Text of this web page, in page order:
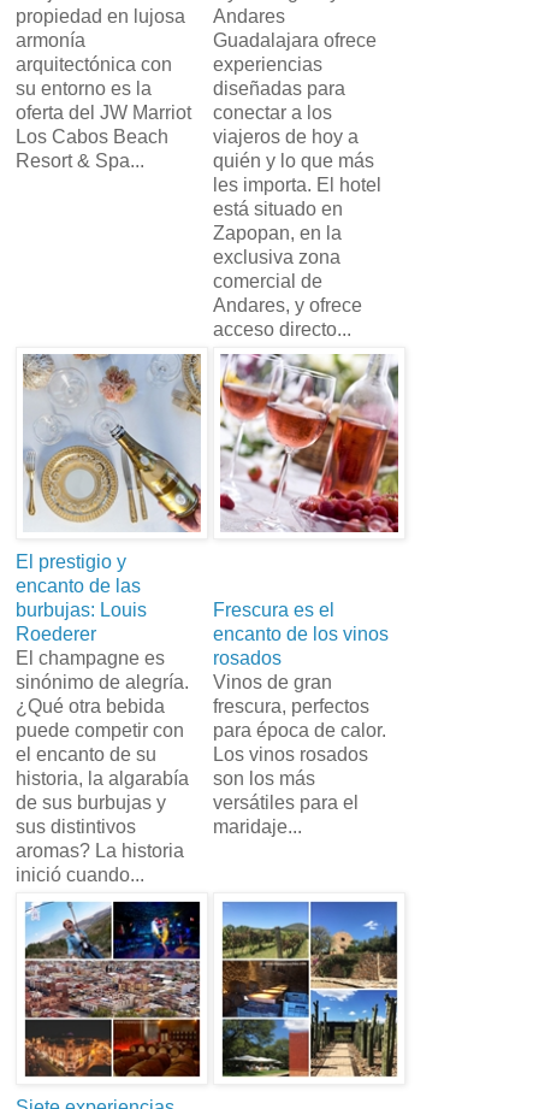
propiedad en lujosa
armonía
arquitectónica con
su entorno es la
oferta del JW Marriot
Los Cabos Beach
Resort & Spa...
Andares
Guadalajara ofrece
experiencias
diseñadas para
conectar a los
viajeros de hoy a
quién y lo que más
les importa. El hotel
está situado en
Zapopan, en la
exclusiva zona
comercial de
Andares, y ofrece
acceso directo...
El prestigio y
encanto de las
burbujas: Louis
Roederer
El champagne es
sinónimo de alegría.
¿Qué otra bebida
puede competir con
el encanto de su
historia, la algarabía
de sus burbujas y
sus distintivos
aromas? La historia
inició cuando...
Frescura es el
encanto de los vinos
rosados
Vinos de gran
frescura, perfectos
para época de calor.
Los vinos rosados
son los más
versátiles para el
maridaje...